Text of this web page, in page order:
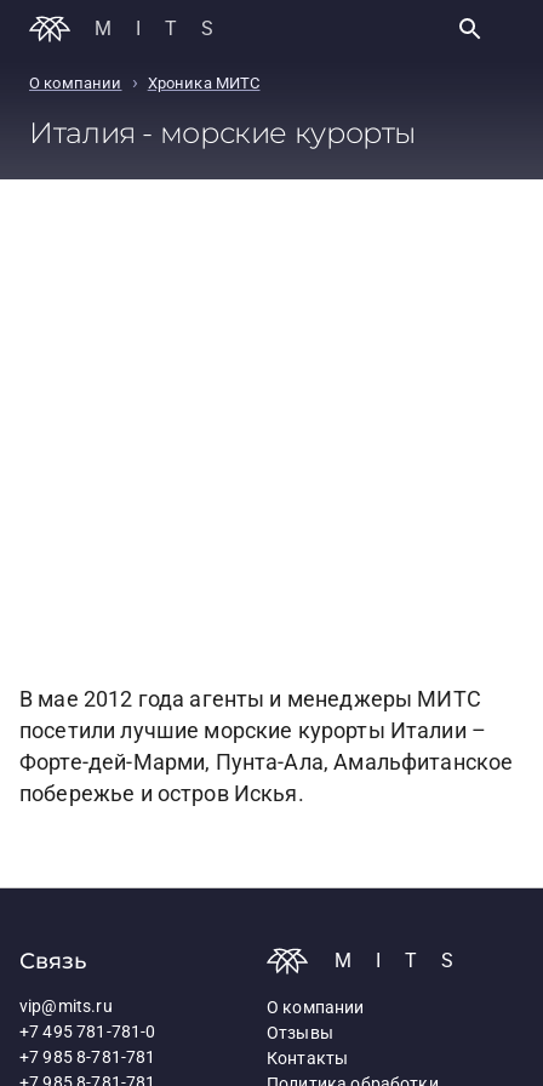
MITS
О компании › Хроника МИТС
Италия - морские курорты
В мае 2012 года агенты и менеджеры МИТС
посетили лучшие морские курорты Италии –
Форте-дей-Марми, Пунта-Ала, Амальфитанское
побережье и остров Искья.
Связь
vip@mits.ru
+7 495 781-781-0
+7 985 8-781-781
MITS
О компании
Отзывы
Контакты